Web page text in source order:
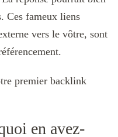
Ces fameux liens
vers le vôtre, sont
premier backlink
en avez-